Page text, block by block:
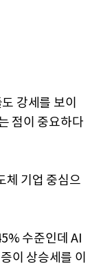
강세를 보이
점이 중요하다
체 기업 중심으
수준인데 AI
이 상승세를 이